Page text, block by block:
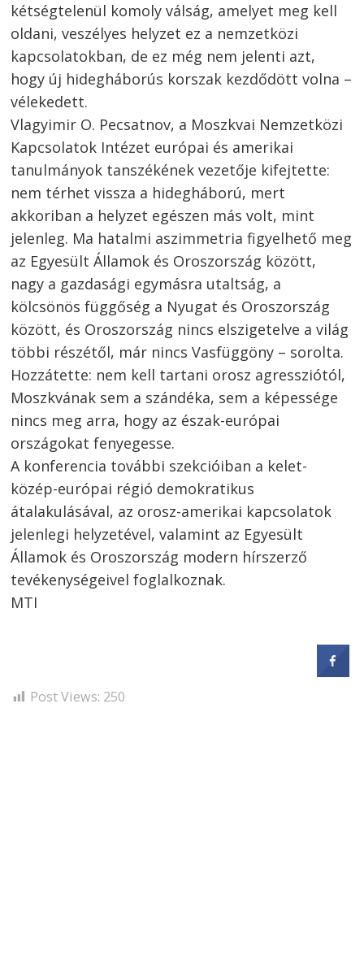
kétségtelenül komoly válság, amelyet meg kell
oldani, veszélyes helyzet ez a nemzetközi
kapcsolatokban, de ez még nem jelenti azt,
hogy új hidegháborús korszak kezdődött volna –
vélekedett.
Vlagyimir O. Pecsatnov, a Moszkvai Nemzetközi
Kapcsolatok Intézet európai és amerikai
tanulmányok tanszékének vezetője kifejtette:
nem térhet vissza a hidegháború, mert
akkoriban a helyzet egészen más volt, mint
jelenleg. Ma hatalmi aszimmetria figyelhető meg
az Egyesült Államok és Oroszország között,
nagy a gazdasági egymásra utaltság, a
kölcsönös függőség a Nyugat és Oroszország
között, és Oroszország nincs elszigetelve a világ
többi részétől, már nincs Vasfüggöny – sorolta.
Hozzátette: nem kell tartani orosz agressziótól,
Moszkvának sem a szándéka, sem a képessége
nincs meg arra, hogy az észak-európai
országokat fenyegesse.
A konferencia további szekcióiban a kelet-
közép-európai régió demokratikus
átalakulásával, az orosz-amerikai kapcsolatok
jelenlegi helyzetével, valamint az Egyesült
Államok és Oroszország modern hírszerző
tevékenységeivel foglalkoznak.
MTI
Post Views: 250